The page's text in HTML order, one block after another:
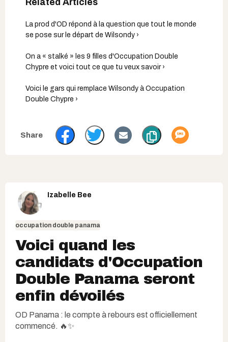
La prod d'OD répond à la question que tout le monde
se pose sur le départ de Wilsondy ›
On a « stalké » les 9 filles d'Occupation Double
Chypre et voici tout ce que tu veux savoir ›
Voici le gars qui remplace Wilsondy à Occupation
Double Chypre ›
Izabelle Bee
occupation double panama
Voici quand les
candidats d'Occupation
Double Panama seront
enfin dévoilés
OD Panama : le compte à rebours est officiellement
commencé. 🔥✨